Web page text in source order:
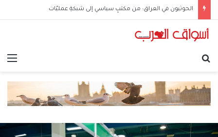
الحوثيون في العراق: من مكتبٍ سياسي إلى شبكةِ عمليّات